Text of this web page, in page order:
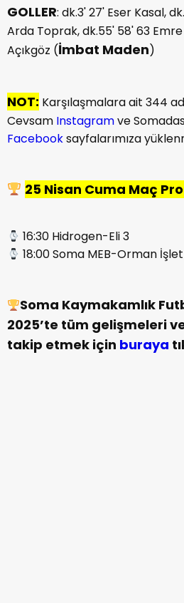
GOLLER: dk.3' 27' Eser Kasal,
Arda Toprak, dk.55' 58' 63
Açıkgöz (İmbat Maden)
NOT: Karşılaşmalara ait 344
Cevsam Instagramve
Facebooksayfalarımıza
25 Nisan Cuma Maç
16:30 Hidrogen-Eli 3
18:00 Soma MEB-Orman
Soma Kaymakamlık
2025’te tüm gelişmeleri
takip etmek için buraya